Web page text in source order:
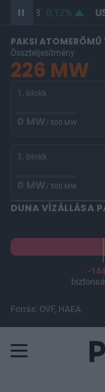
362,18 0,12%
PAKSI ATOMERŐMŰ
Összteljesítmény
226 MW
1. blokk
0 MW/ 500 MW
3. blokk
0 MW/ 500 MW
DUNA VÍZÁLLÁSA
-
Forrás: OVF, HAEA